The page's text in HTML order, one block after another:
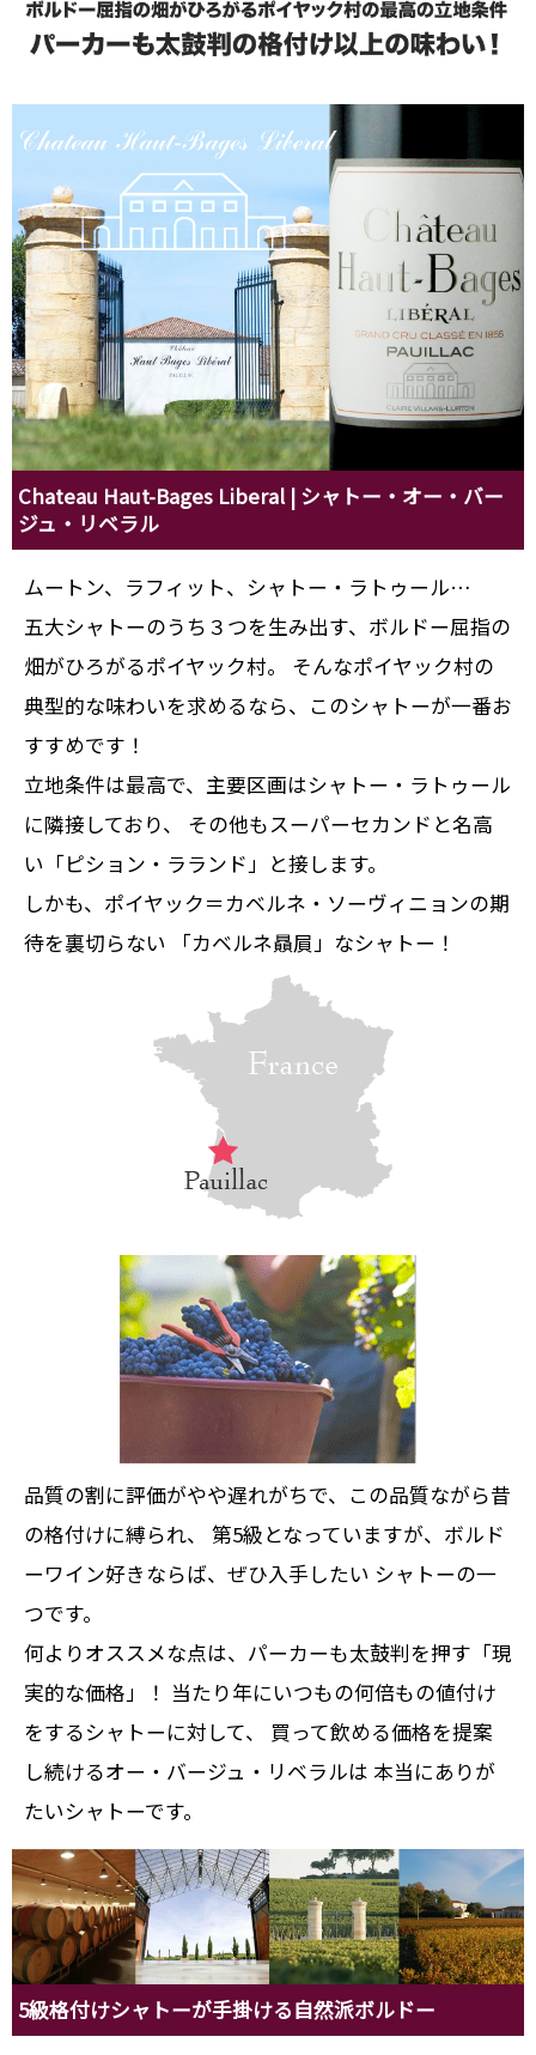
Chateau Haut-Bages Liberal | シャトー・オー・バー
ジュ・リベラル
ムートン、ラフィット、シャトー・ラトゥール…
五大シャトーのうち３つを生み出す、ボルドー屈指の
畑がひろがるポイヤック村。 そんなポイヤック村の
典型的な味わいを求めるなら、このシャトーが一番お
すすめです！
立地条件は最高で、主要区画はシャトー・ラトゥール
に隣接しており、 その他もスーパーセカンドと名高
い「ピション・ラランド」と接します。
しかも、ポイヤック＝カベルネ・ソーヴィニョンの期
待を裏切らない 「カベルネ贔屓」なシャトー！
品質の割に評価がやや遅れがちで、この品質ながら昔
の格付けに縛られ、 第5級となっていますが、ボルド
ーワイン好きならば、ぜひ入手したい シャトーの一
つです。
何よりオススメな点は、パーカーも太鼓判を押す「現
実的な価格」！ 当たり年にいつもの何倍もの値付け
をするシャトーに対して、 買って飲める価格を提案
し続けるオー・バージュ・リベラルは 本当にありが
たいシャトーです。
5級格付けシャトーが手掛ける自然派ボルドー